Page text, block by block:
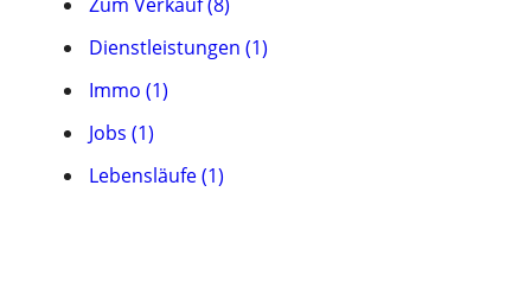
Dienstleistungen (1)
Immo (1)
Jobs (1)
Lebensläufe (1)